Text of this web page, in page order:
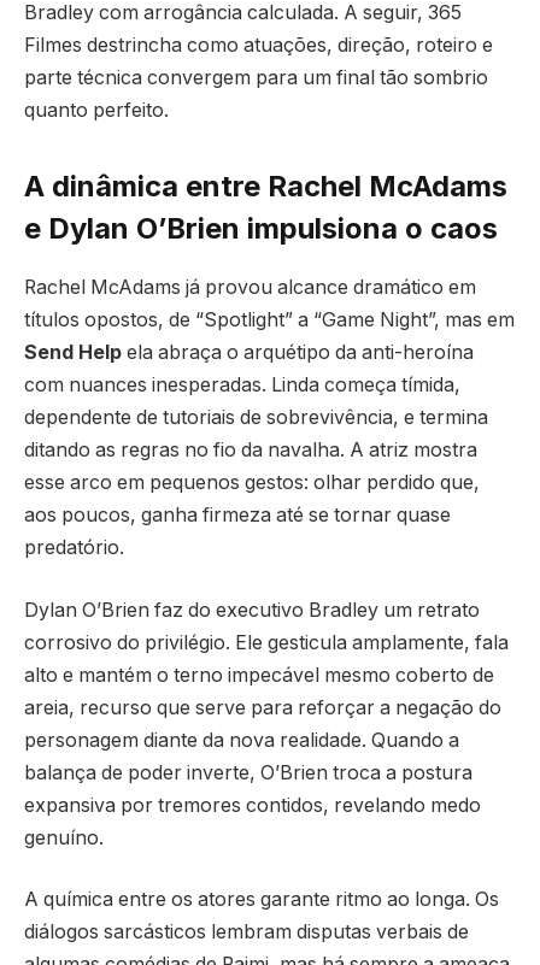
Bradley com arrogância calculada. A seguir, 365
Filmes destrincha como atuações, direção, roteiro e
parte técnica convergem para um final tão sombrio
quanto perfeito.
A dinâmica entre Rachel McAdams
e Dylan O’Brien impulsiona o caos
Rachel McAdams já provou alcance dramático em
títulos opostos, de “Spotlight” a “Game Night”, mas em
Send Help ela abraça o arquétipo da anti-heroína
com nuances inesperadas. Linda começa tímida,
dependente de tutoriais de sobrevivência, e termina
ditando as regras no fio da navalha. A atriz mostra
esse arco em pequenos gestos: olhar perdido que,
aos poucos, ganha firmeza até se tornar quase
predatório.
Dylan O’Brien faz do executivo Bradley um retrato
corrosivo do privilégio. Ele gesticula amplamente, fala
alto e mantém o terno impecável mesmo coberto de
areia, recurso que serve para reforçar a negação do
personagem diante da nova realidade. Quando a
balança de poder inverte, O’Brien troca a postura
expansiva por tremores contidos, revelando medo
genuíno.
A química entre os atores garante ritmo ao longa. Os
diálogos sarcásticos lembram disputas verbais de